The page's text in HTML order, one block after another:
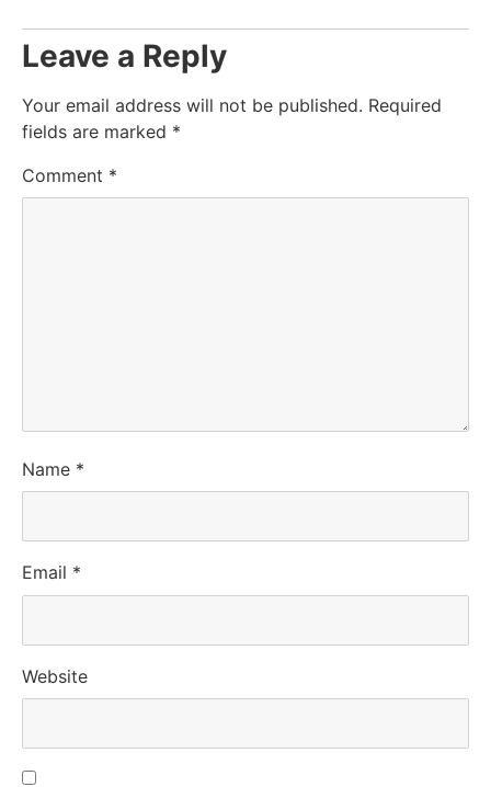
Leave a Reply
Your email address will not be published. Required
fields are marked *
Comment *
Name *
Email *
Website